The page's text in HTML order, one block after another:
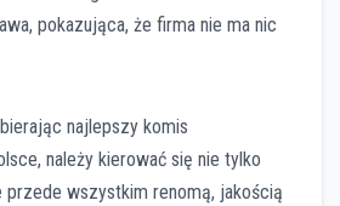
pokazująca, że firma nie ma nic
najlepszy komis
należy kierować się nie tylko
przede wszystkim renomą, jakością